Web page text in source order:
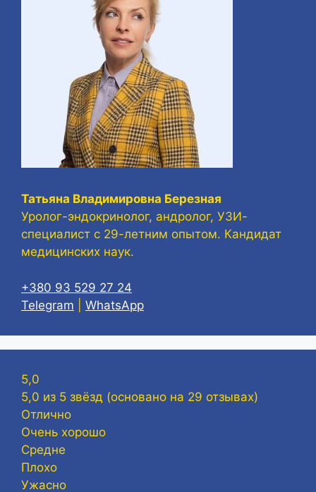
Татьяна Владимировна Березная
Уролог-эндокринолог, андролог, УЗИ-
специалист с 29-летним опытом. Кандидат
медицинских наук.
+380 93 529 27 24
Telegram
WhatsApp
5,0
5,0 из 5 звёзд (основано на 29 отзывах)
Отлично
Очень хорошо
Средне
Плохо
Ужасно